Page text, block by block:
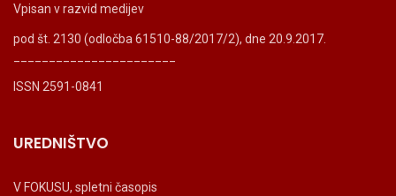
Vpisan v razvid medijev
pod št. 2130 (odločba 61510-88/2017/2), dne 20.9.2017.
ISSN 2591-0841
UREDNIŠTVO
V FOKUSU, spletni časopis